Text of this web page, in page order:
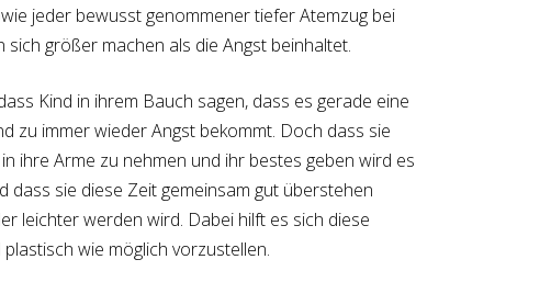
jeder bewusst genommener tiefer Atemzug bei
sich größer machen als die Angst beinhaltet.
Kind in ihrem Bauch sagen, dass es gerade eine
zu immer wieder Angst bekommt. Doch dass sie
ihre Arme zu nehmen und ihr bestes geben wird es
dass sie diese Zeit gemeinsam gut überstehen
leichter werden wird. Dabei hilft es sich diese
wie möglich vorzustellen.